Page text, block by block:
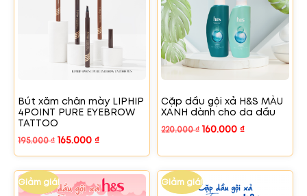
Bút xăm chân mày LIPHIP
4POINT PURE EYEBROW
TATTOO
195.000₫ 165.000 ₫
Cặp dầu gội xả H&S MÀU
XANH dành cho da dầu
220.000₫ 160.000 ₫
Giảm giá! Giảm giá!